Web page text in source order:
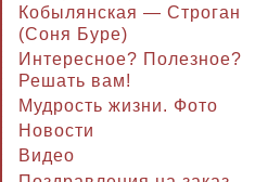
Кобылянская — Строган
(Соня Буре)
Интересное? Полезное?
Решать вам!
Мудрость жизни. Фото
Новости
Видео